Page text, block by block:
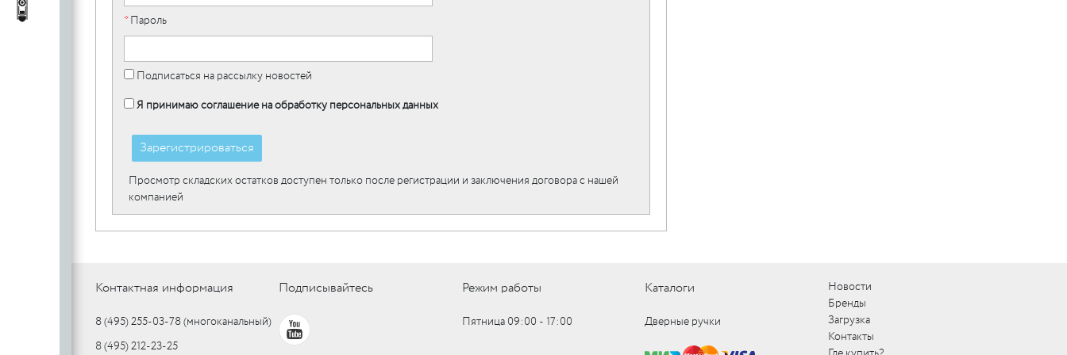
стеклянных
c
профильных
дверей
Автопороги
*Пароль
Подписаться на рассылку новостей
Я принимаю соглашение на обработку персональных данных
Зарегистрироваться
Просмотр складских остатков доступен только после регистрации и заключения договора с нашей
компанией
Контактная информация
8 (495) 255-03-78(многоканальный)
8 (495) 212-23-25
Подписывайтесь Режим работы
Пятница 09:00 ‑ 17:00
Каталоги
Дверные ручки
Новости
Бренды
Загрузка
Контакты